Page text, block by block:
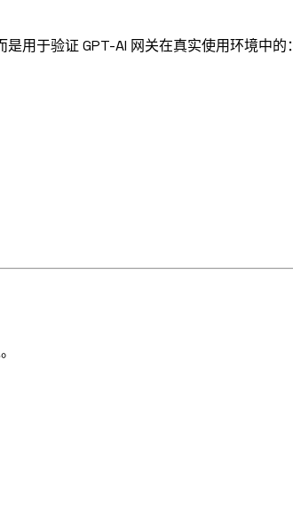
用于验证 GPT-AI 网关在真实使用环境中的：